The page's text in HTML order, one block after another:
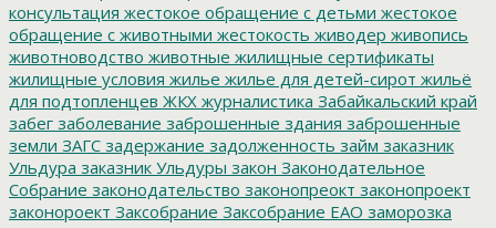
консультация жестокое обращение с детьми жестокое
обращение с животными жестокость живодер живопись
животноводство животные жилищные сертификаты
жилищные условия жилье жилье для детей-сирот жильё
для подтопленцев ЖКХ журналистика Забайкальский край
забег заболевание заброшенные здания заброшенные
земли ЗАГС задержание задолженность займ заказник
Ульдура заказник Ульдуры закон Законодательное
Собрание законодательство законопреокт законопроект
законороект Заксобрание Заксобрание ЕАО заморозка